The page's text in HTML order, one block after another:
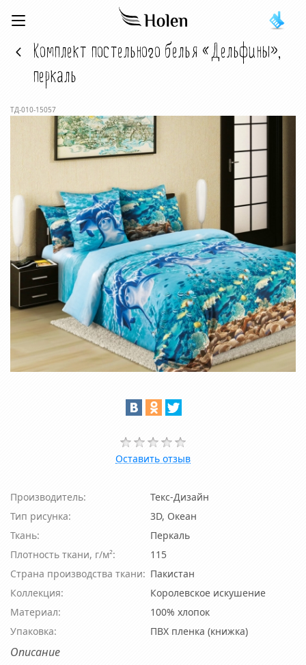
Комплект постельного белья «Дельфины»,
перкаль
ТД-010-15057
Оставить отзыв
Производитель:
Текс-Дизайн
Тип рисунка:
3D, Океан
Ткань:
Перкаль
Плотность ткани, г/м²:
115
Страна производства ткани: Пакистан
Коллекция:
Королевское искушение
Материал:
100% хлопок
Упаковка:
ПВХ пленка (книжка)
Описание